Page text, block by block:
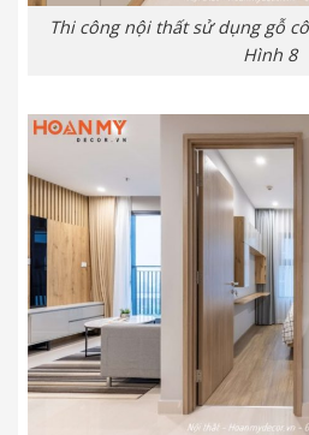
Thi công nội thất sử dụng gỗ
Hình 8